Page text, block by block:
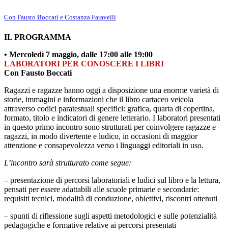
Con Fausto Boccati e Costanza Faravelli
IL PROGRAMMA
• Mercoledì 7 maggio, dalle 17:00 alle 19:00
LABORATORI PER CONOSCERE I LIBRI
Con Fausto Boccati
Ragazzi e ragazze hanno oggi a disposizione una enorme varietà di
storie, immagini e informazioni che il libro cartaceo veicola
attraverso codici paratestuali specifici: grafica, quarta di copertina,
formato, titolo e indicatori di genere letterario. I laboratori presentati
in questo primo incontro sono strutturati per coinvolgere ragazze e
ragazzi, in modo divertente e ludico, in occasioni di maggior
attenzione e consapevolezza verso i linguaggi editoriali in uso.
L’incontro sarà strutturato come segue:
– presentazione di percorsi laboratoriali e ludici sul libro e la lettura,
pensati per essere adattabili alle scuole primarie e secondarie:
requisiti tecnici, modalità di conduzione, obiettivi, riscontri ottenuti
– spunti di riflessione sugli aspetti metodologici e sulle potenzialità
pedagogiche e formative relative ai percorsi presentati